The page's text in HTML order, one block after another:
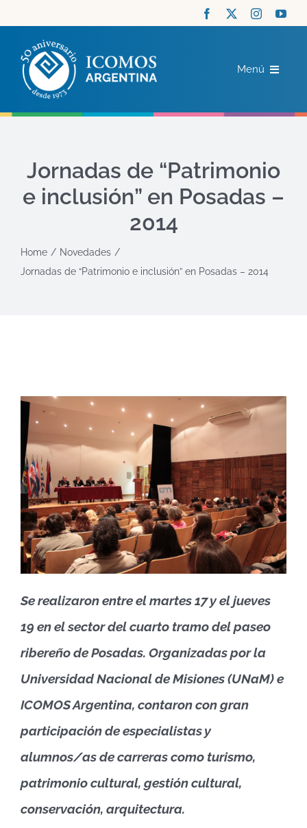
contenido
Menú
ACTUALIDAD
Jornadas de “Patrimonio
e inclusión” en Posadas –
2014
Home
Novedades
Jornadas de “Patrimonio e inclusión” en Posadas – 2014
Se realizaron entre el martes 17 y el jueves
19 en el sector del cuarto tramo del paseo
ribereño de Posadas. Organizadas por la
Universidad Nacional de Misiones (UNaM) e
ICOMOS Argentina, contaron con gran
participación de especialistas y
alumnos/as de carreras como turismo,
patrimonio cultural, gestión cultural,
conservación, arquitectura.